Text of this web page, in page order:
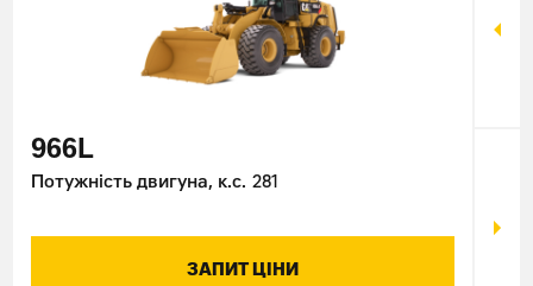
966L
Потужність двигуна, к.с. 281
ЗАПИТ ЦІНИ